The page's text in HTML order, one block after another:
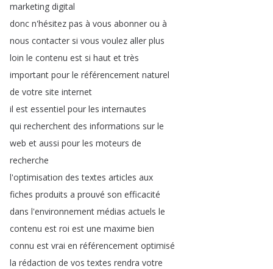
marketing digital
donc n'hésitez pas à vous abonner ou à
nous contacter si vous voulez aller plus
loin le contenu est si haut et très
important pour le référencement naturel
de votre site internet
il est essentiel pour les internautes
qui recherchent des informations sur le
web et aussi pour les moteurs de
recherche
l'optimisation des textes articles aux
fiches produits a prouvé son efficacité
dans l'environnement médias actuels le
contenu est roi est une maxime bien
connu est vrai en référencement optimisé
la rédaction de vos textes rendra votre